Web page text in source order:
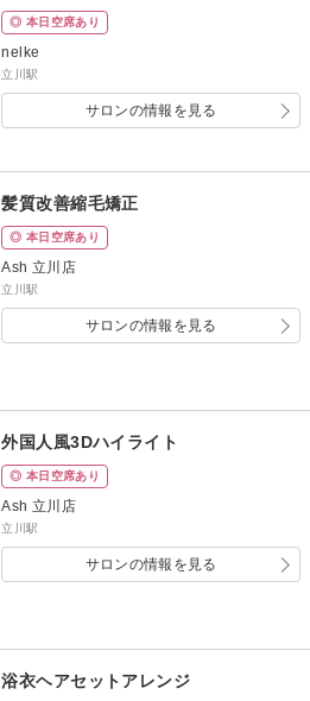
◎ 本日空席あり
nelke
立川駅
サロンの情報を見る
髪質改善縮毛矯正
◎ 本日空席あり
Ash 立川店
立川駅
サロンの情報を見る
外国人風3Dハイライト
◎ 本日空席あり
Ash 立川店
立川駅
サロンの情報を見る
浴衣ヘアセットアレンジ